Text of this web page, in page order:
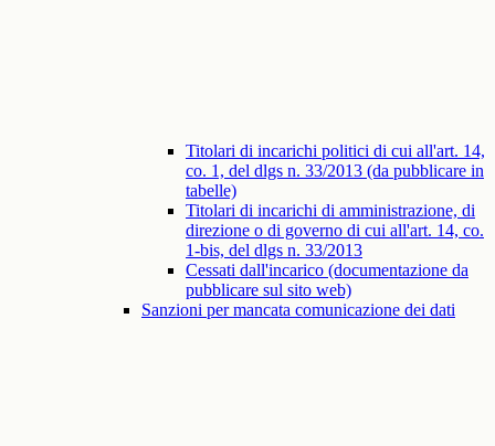
Titolari di incarichi politici di cui all'art. 14,
co. 1, del dlgs n. 33/2013 (da pubblicare in
tabelle)
Titolari di incarichi di amministrazione, di
direzione o di governo di cui all'art. 14, co.
1-bis, del dlgs n. 33/2013
Cessati dall'incarico (documentazione da
pubblicare sul sito web)
Sanzioni per mancata comunicazione dei dati